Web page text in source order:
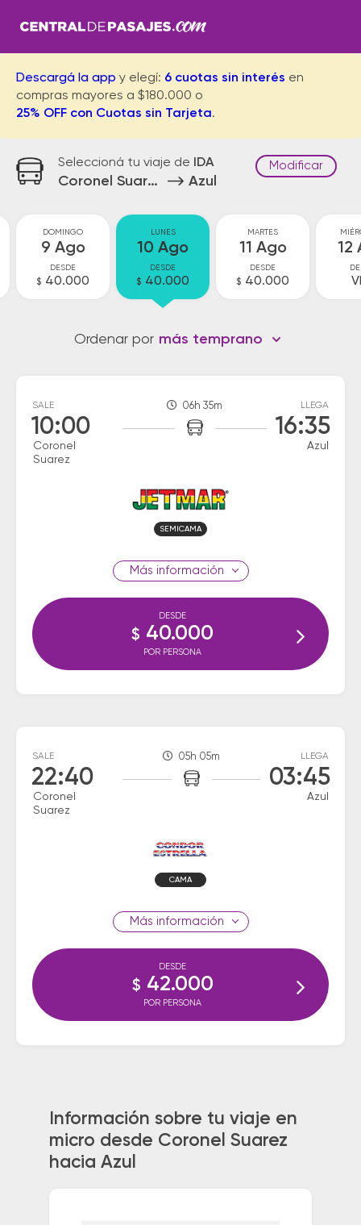
Descargá la app y elegí: 6 cuotas sin interés en
compras mayores a $180.000 o
25% OFF con Cuotas sin Tarjeta.
Seleccioná tu viaje de IDA
Coronel Suarez Azul
Modificar
DOMINGO
9 Ago
DESDE
$ 40.000
LUNES
10 Ago
DESDE
$ 40.000
MARTES
11 Ago
DESDE
$ 40.000
12
Ordenar por más temprano
SALE
10:00
Coronel
Suarez
06h 35m LLEGA
16:35
Azul
SEMICAMA
información
DESDE
$ 40.000
POR PERSONA
SALE
22:40
Coronel
Suarez
05h 05m LLEGA
03:45
Azul
CAMA
información
DESDE
$ 42.000
POR PERSONA
Información sobre tu viaje en
micro desde Coronel Suarez
hacia Azul